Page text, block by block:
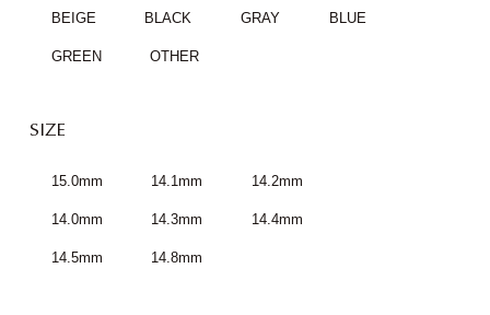
BEIGE BLACK GRAY BLUE
GREEN OTHER
SIZE
15.0mm 14.1mm 14.2mm
14.0mm 14.3mm 14.4mm
14.5mm 14.8mm